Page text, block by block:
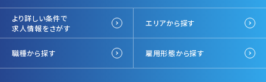
より詳しい条件で
求人情報をさがす
エリアから探す
職種から探す 雇用形態から探す